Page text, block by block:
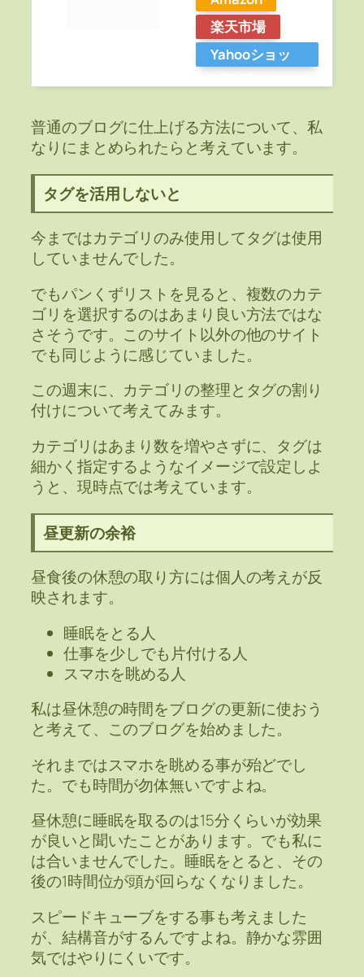
楽天市場
Yahooショッ
普通のブログに仕上げる方法について、私
なりにまとめられたらと考えています。
タグを活用しないと
今まではカテゴリのみ使用してタグは使用
していませんでした。
でもパンくずリストを見ると、複数のカテ
ゴリを選択するのはあまり良い方法ではな
さそうです。このサイト以外の他のサイト
でも同じように感じていました。
この週末に、カテゴリの整理とタグの割り
付けについて考えてみます。
カテゴリはあまり数を増やさずに、タグは
細かく指定するようなイメージで設定しよ
うと、現時点では考えています。
昼更新の余裕
昼食後の休憩の取り方には個人の考えが反
映されます。
睡眠をとる人
仕事を少しでも片付ける人
スマホを眺める人
私は昼休憩の時間をブログの更新に使おう
と考えて、このブログを始めました。
それまではスマホを眺める事が殆どでし
た。でも時間が勿体無いですよね。
昼休憩に睡眠を取るのは15分くらいが効果
が良いと聞いたことがあります。でも私に
は合いませんでした。睡眠をとると、その
後の1時間位が頭が回らなくなりました。
スピードキューブをする事も考えました
が、結構音がするんですよね。静かな雰囲
気ではやりにくいです。